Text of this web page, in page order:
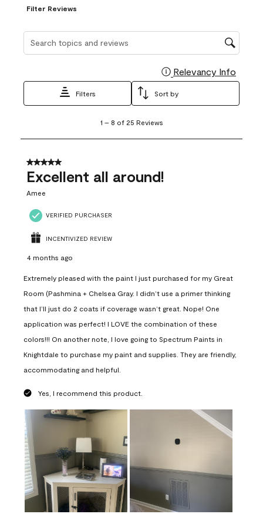
Filter Reviews
Relevancy Info
Filters Sort by
8
25
Reviews
1 – 8 of 25 Reviews
5 out of 5 stars.
Excellent all around!
Amee
VERIFIED PURCHASER
INCENTIVIZED REVIEW
4 months ago
Extremely pleased with the paint I just purchased for my Great
Room (Pashmina + Chelsea Gray. I didn’t use a primer thinking
that I’ll just do 2 coats if coverage wasn’t great. Nope! One
application was perfect! I LOVE the combination of these
colors!!! On another note, I love going to Spectrum Paints in
Knightdale to purchase my paint and supplies. They are friendly,
accommodating and helpful.
Yes, I recommend this product.